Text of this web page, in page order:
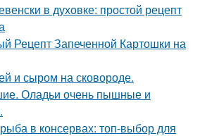
в духовке: простой рецепт
Рецепт Запеченной Картошки на
и сыром на сковороде.
Оладьи очень пышные и
в консервах: топ-выбор для